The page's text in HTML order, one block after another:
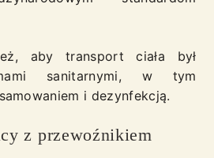
aby transport ciała był
sanitarnymi, w tym
i dezynfekcją.
z przewoźnikiem